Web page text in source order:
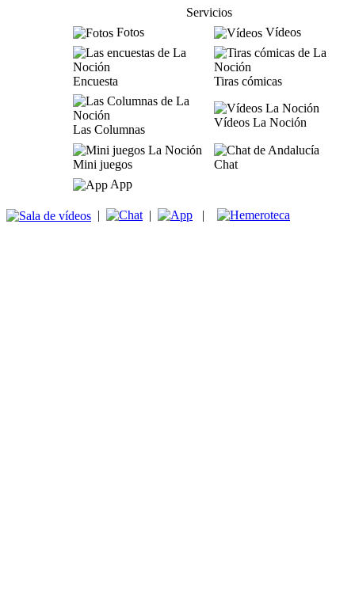
Servicios
Fotos
Vídeos
Encuesta Tiras cómicas
Las Columnas
Vídeos La Noción
Mini juegos
Chat
App
| | |